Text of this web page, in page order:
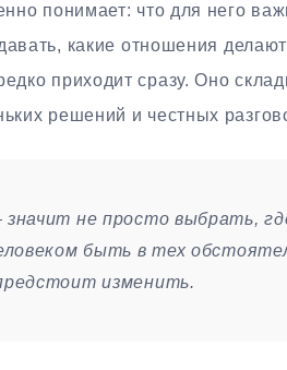
понимает: что для него
какие отношения
приходит сразу. Оно
решений и честных
не просто выбрать,
быть в тех
изменить.